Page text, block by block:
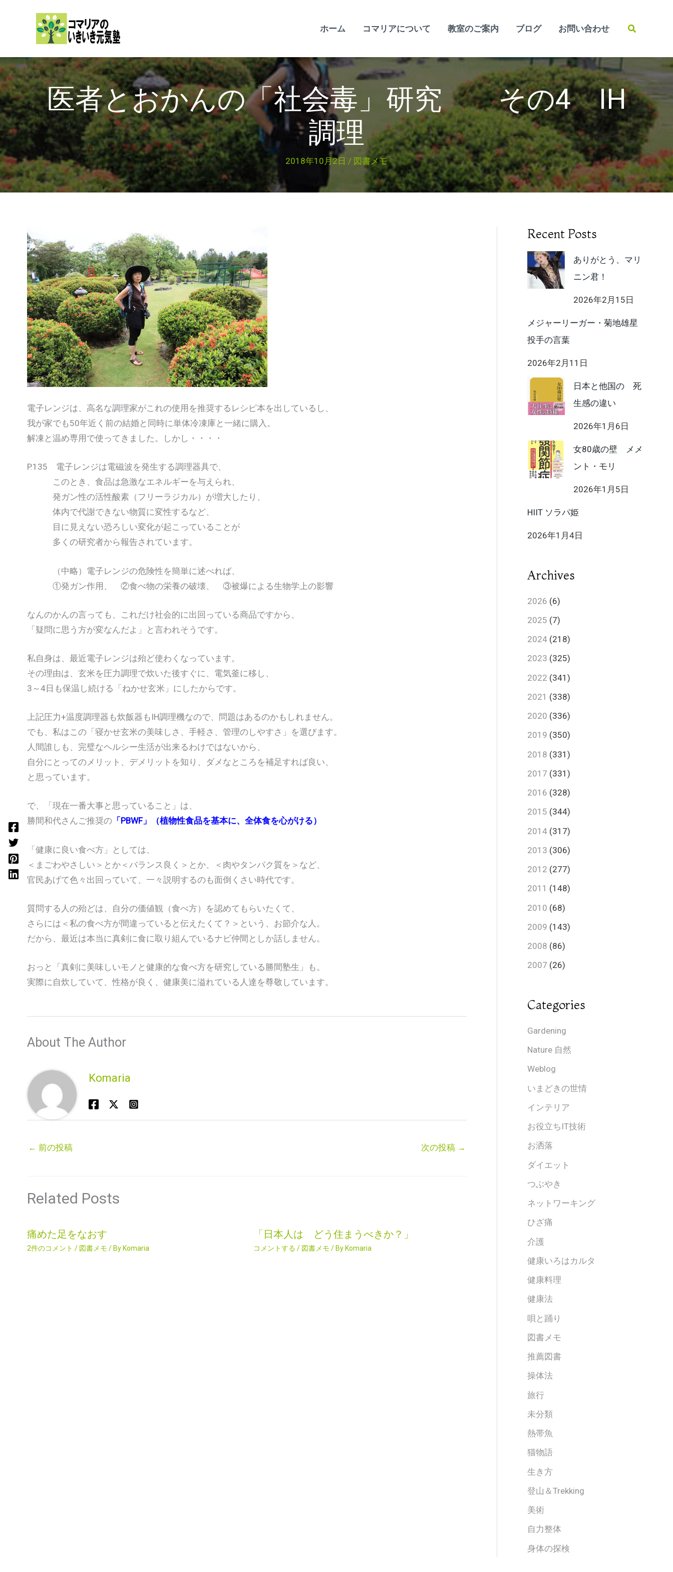
キ
ッ
プ
ホーム コマリアについて 教室のご案内 ブログ お問い合わせ
検
医者とおかんの「社会毒」研究 その4 IH
調理
2018年10月2日 / 図書メモ
電子レンジは、高名な調理家がこれの使用を推奨するレシピ本を出しているし、
我が家でも50年近く前の結婚と同時に単体冷凍庫と一緒に購入。
解凍と温め専用で使ってきました。しかし・・・・
P.135 電子レンジは電磁波を発生する調理器具で、
このとき、食品は急激なエネルギーを与えられ、
発ガン性の活性酸素（フリーラジカル）が増大したり、
体内で代謝できない物質に変性するなど、
目に見えない恐ろしい変化が起こっていることが
多くの研究者から報告されています。
（中略）電子レンジの危険性を簡単に述べれば、
①発ガン作用、 ②食べ物の栄養の破壊、 ③被爆による生物学上の影響
なんのかんの言っても、これだけ社会的に出回っている商品ですから、
「疑問に思う方が変なんだよ」と言われそうです。
私自身は、最近電子レンジは殆ど使わくなっています。
その理由は、玄米を圧力調理で炊いた後すぐに、電気釜に移し、
3～4日も保温し続ける「ねかせ玄米」にしたからです。
上記圧力+温度調理器も炊飯器もIH調理機なので、問題はあるのかもしれません。
でも、私はこの「寝かせ玄米の美味しさ、手軽さ、管理のしやすさ」を選びます。
人間誰しも、完璧なヘルシー生活が出来るわけではないから、
自分にとってのメリット、デメリットを知り、ダメなところを補足すれば良い、
と思っています。
で、「現在一番大事と思っていること」は、
勝間和代さんご推奨の 「PBWF」（植物性食品を基本に、全体食を心がける）
「健康に良い食べ方」としては、
＜まごわやさしい＞とか＜バランス良く＞とか、＜肉やタンパク質を＞など、
官民あげて色々出回っていて、一々説明するのも面倒くさい時代です。
質問する人の殆どは、自分の価値観（食べ方）を認めてもらいたくて、
さらには＜私の食べ方が間違っていると伝えたくて？＞という、お節介な人。
だから、最近は本当に真剣に食に取り組んでいるナビ仲間としか話しません。
おっと「真剣に美味しいモノと健康的な食べ方を研究している勝間塾生」も。
実際に自炊していて、性格が良く、健康美に溢れている人達を尊敬しています。
About The Author
Komaria
← 前の投稿 次の投稿 →
Related Posts
痛めた足をなおす
2件のコメント / 図書メモ / By Komaria
「日本人は どう住まうべきか？」
コメントする / 図書メモ / By Komaria
Recent Posts
ありがとう、マリ
ニン君！
2026年2月15日
メジャーリーガー・菊地雄星
投手の言葉
2026年2月11日
日本と他国の 死
生感の違い
2026年1月6日
女80歳の壁 メメ
ント・モリ
2026年1月5日
HIIT ソラパ姫
2026年1月4日
Archives
2026 (6)
2025 (7)
2024 (218)
2023 (325)
2022 (341)
2021 (338)
2020 (336)
2019 (350)
2018 (331)
2017 (331)
2016 (328)
2015 (344)
2014 (317)
2013 (306)
2012 (277)
2011 (148)
2010 (68)
2009 (143)
2008 (86)
2007 (26)
Categories
Gardening
Nature 自然
Weblog
いまどきの世情
インテリア
お役立ちIT技術
お洒落
ダイエット
つぶやき
ネットワーキング
ひざ痛
介護
健康いろはカルタ
健康料理
健康法
唄と踊り
図書メモ
推薦図書
操体法
旅行
未分類
熱帯魚
猫物語
生き方
登山＆Trekking
美術
自力整体
身体の探検